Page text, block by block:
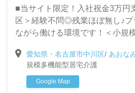
皆勤手当：4,000円
■当サイト限定！入社祝金3万円
区＞経験不問◎残業ほぼ無し♪プ
ながら働ける環境です！＜小規
愛知県・名古屋市中川区/ あおな
規模多機能型居宅介護
Google Map